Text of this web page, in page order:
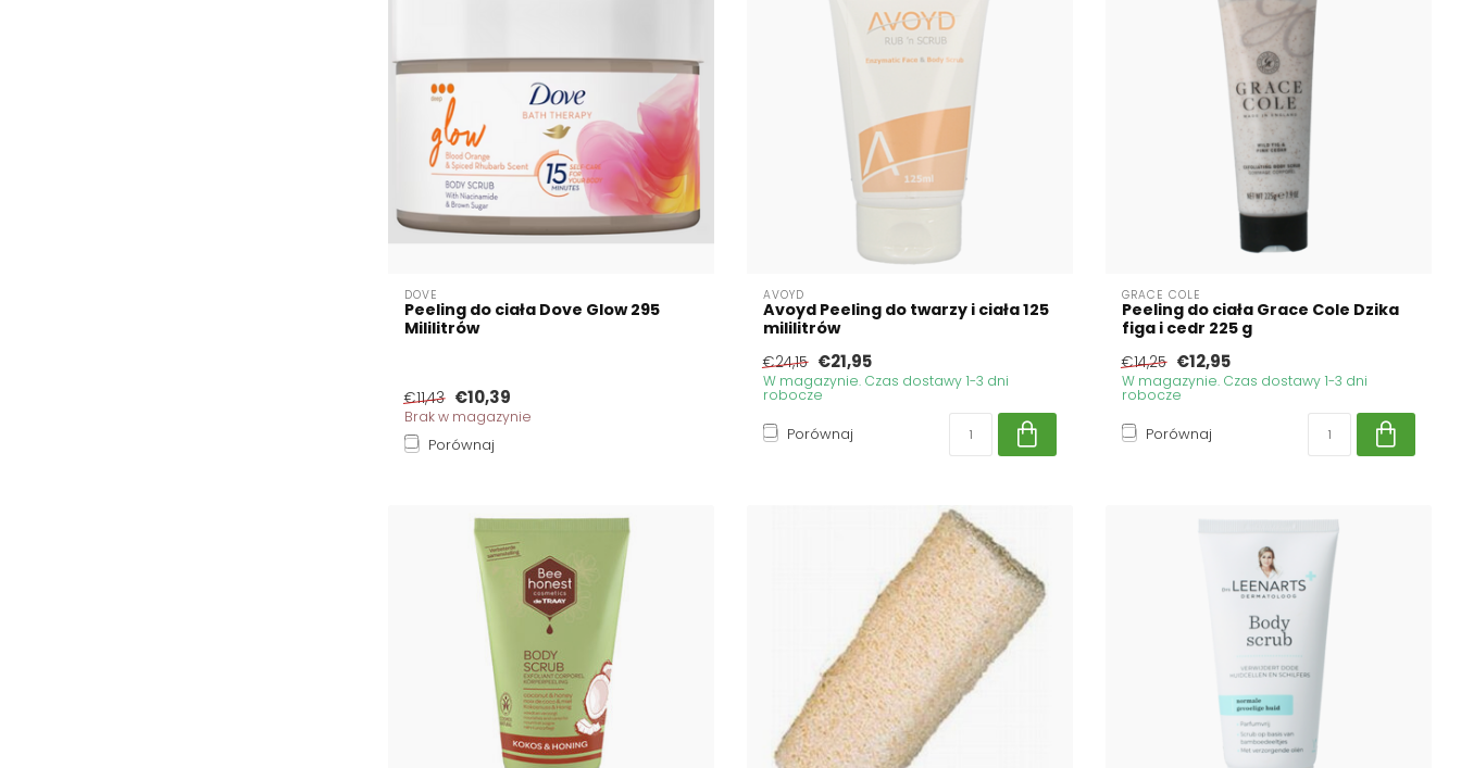
DOVE
Peeling do ciała Dove Glow 295
Mililitrów
€11,43 €10,39
Brak w magazynie
Porównaj
AVOYD
Avoyd Peeling do twarzy i ciała 125
mililitrów
€24,15 €21,95
W magazynie. Czas dostawy 1-3 dni
robocze
Porównaj
GRACE COLE
Peeling do ciała Grace Cole Dzika
figa i cedr 225 g
€14,25 €12,95
W magazynie. Czas dostawy 1-3 dni
robocze
Porównaj